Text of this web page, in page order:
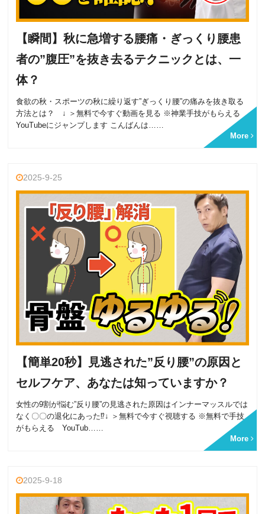
【瞬間】秋に急増する腰痛・ぎっくり腰患
者の”腹圧”を抜き去るテクニックとは、一
体？
食欲の秋・スポーツの秋に繰り返す”ぎっくり腰”の痛みを抜き取る
方法とは？ ↓ ＞無料で今すぐ動画を見る ※神業手技がもらえる
YouTubeにジャンプします こんばんは……
More
2025-9-25
【簡単20秒】見逃された”反り腰”の原因と
セルフケア、あなたは知っていますか？
女性の9割が悩む”反り腰”の見逃された原因はインナーマッスルでは
なく〇〇の退化にあった⁉↓ ＞無料で今すぐ視聴する ※無料で手技
がもらえる YouTub……
More
2025-9-18